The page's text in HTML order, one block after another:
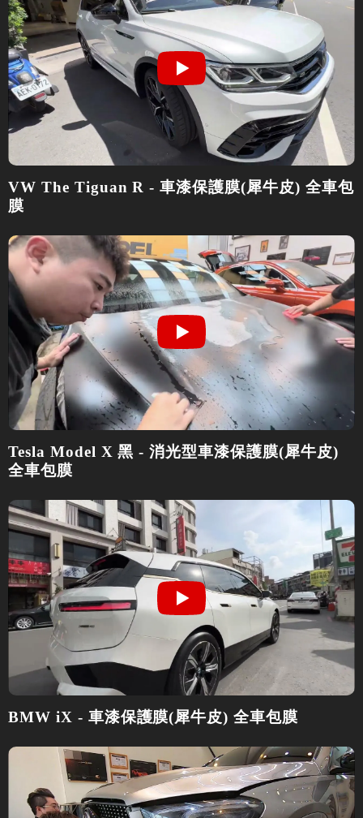
VW The Tiguan R - 車漆保護膜(犀牛皮) 全車包
膜
Tesla Model X 黑 - 消光型車漆保護膜(犀牛皮)
全車包膜
BMW iX - 車漆保護膜(犀牛皮) 全車包膜